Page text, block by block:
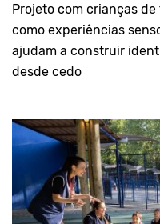
Projeto com crianças
como experiências
ajudam a construir
desde cedo